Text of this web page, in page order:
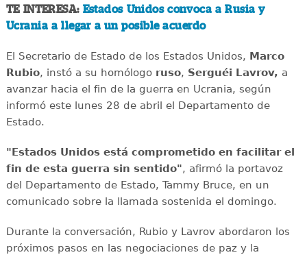
TE INTERESA: Estados Unidos convoca a Rusia y
Ucrania a llegar a un posible acuerdo
El Secretario de Estado de los Estados Unidos, Marco
Rubio, instó a su homólogo ruso, Serguéi Lavrov, a
avanzar hacia el fin de la guerra en Ucrania, según
informó este lunes 28 de abril el Departamento de
Estado.
"Estados Unidos está comprometido en facilitar el
fin de esta guerra sin sentido", afirmó la portavoz
del Departamento de Estado, Tammy Bruce, en un
comunicado sobre la llamada sostenida el domingo.
Durante la conversación, Rubio y Lavrov abordaron los
próximos pasos en las negociaciones de paz y la